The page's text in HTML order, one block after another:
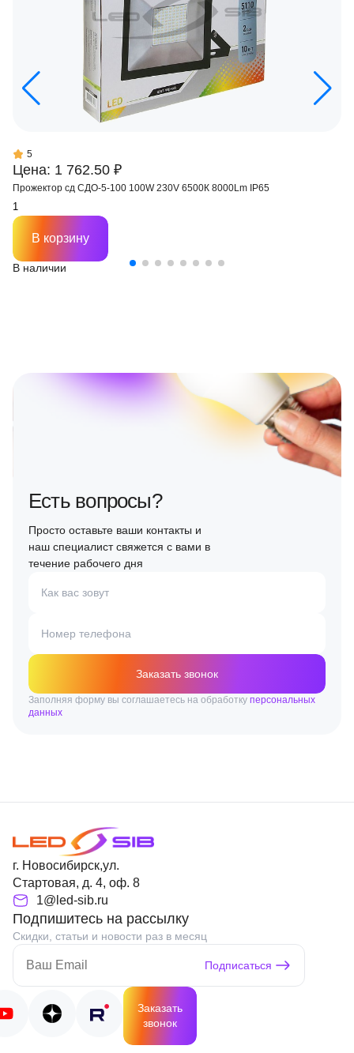
Цена: 1 762.50 ₽
5
Прожектор сд СДО-5-100 100W 230V 6500К 8000Lm IP65
В наличии
В корзину
Есть вопросы?
Просто оставьте ваши контакты и
наш специалист свяжется с вами в
течение рабочего дня
Как вас зовут
Номер телефона
Заказать звонок
Заполняя форму вы соглашаетесь на обработку персональных
данных
г. Новосибирск,ул.
Стартовая, д. 4, оф. 8
1@led-sib.ru
Подпишитесь на рассылку
Скидки, статьи и новости раз в месяц
Подписаться
Заказать
звонок